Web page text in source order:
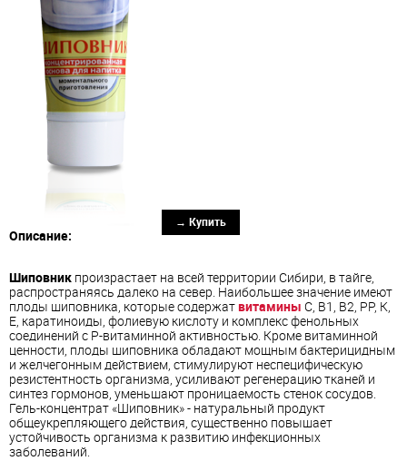
→ Купить
Описание:
Шиповник произрастает на всей территории Сибири, в тайге,
распространяясь далеко на север. Наибольшее значение имеют
плоды шиповника, которые содержатвитамины С, В1, В2, РР, К,
Е, каратиноиды, фолиевую кислоту и комплекс фенольных
соединений с Р-витаминной активностью. Кроме витаминной
ценности, плоды шиповника обладают мощным бактерицидным
и желчегонным действием, стимулируют неспецифическую
резистентность организма, усиливают регенерацию тканей и
синтез гормонов, уменьшают проницаемость стенок сосудов.
Гель-концентрат «Шиповник» - натуральный продукт
общеукрепляющего действия, существенно повышает
устойчивость организма к развитию инфекционных
заболеваний.